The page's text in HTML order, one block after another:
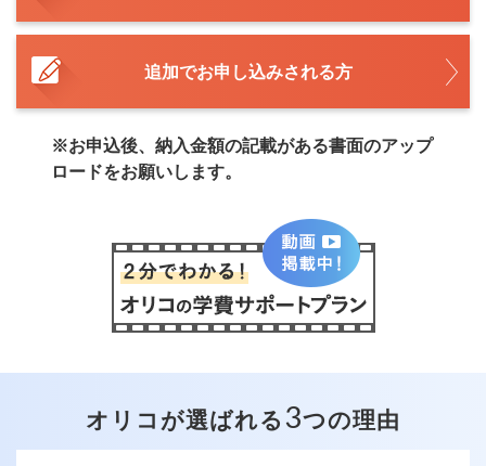
追加でお申し込みされる方
※お申込後、納入金額の記載がある書面のアップ
ロードをお願いします。
オリコが選ばれる 3つの理由